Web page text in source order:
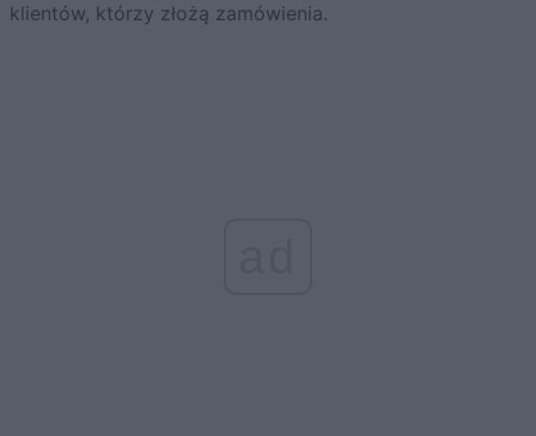
klientów, którzy złożą zamówienia.